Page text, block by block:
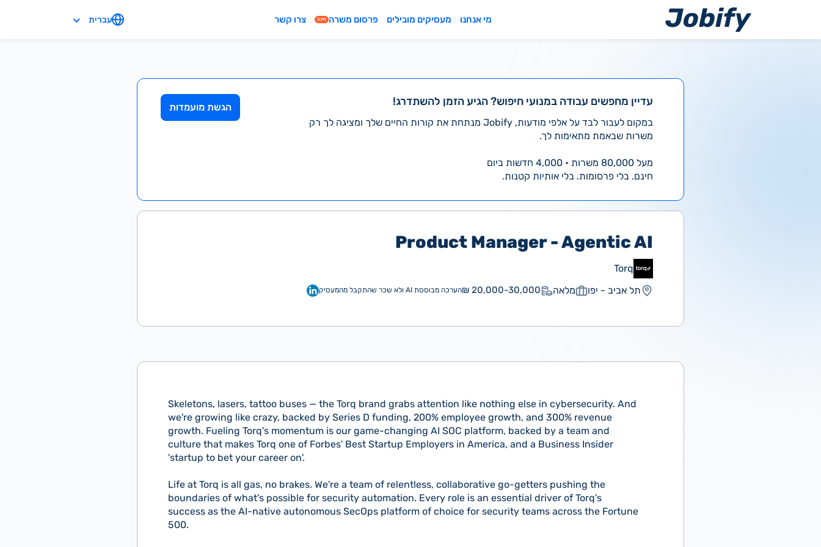
מי אנחנו מעסיקים מובילים פרסום משרה חינם צרו קשר עברית
עדיין מחפשים עבודה במנועי חיפוש? הגיע הזמן להשתדרג!
במקום לעבור לבד על אלפי מודעות, Jobify מנתחת את קורות החיים שלך ומציגה לך רק
משרות שבאמת מתאימות לך.
מעל 80,000 משרות • 4,000 חדשות ביום
חינם. בלי פרסומות. בלי אותיות קטנות.
הגשת מועמדות
Product Manager - Agentic AI
Torq
תל אביב - יפו
מלאה 20,000-30,000 ₪ הערכה מבוססת AI ולא שכר שהתקבל מהמעסיק
Skeletons, lasers, tattoo buses — the Torq brand grabs attention like nothing else in cybersecurity. And
we're growing like crazy, backed by Series D funding, 200% employee growth, and 300% revenue
growth. Fueling Torq's momentum is our game-changing AI SOC platform, backed by a team and
culture that makes Torq one of Forbes' Best Startup Employers in America, and a Business Insider
'startup to bet your career on'.
Life at Torq is all gas, no brakes. We're a team of relentless, collaborative go-getters pushing the
boundaries of what's possible for security automation. Every role is an essential driver of Torq's
success as the AI-native autonomous SecOps platform of choice for security teams across the Fortune
500.